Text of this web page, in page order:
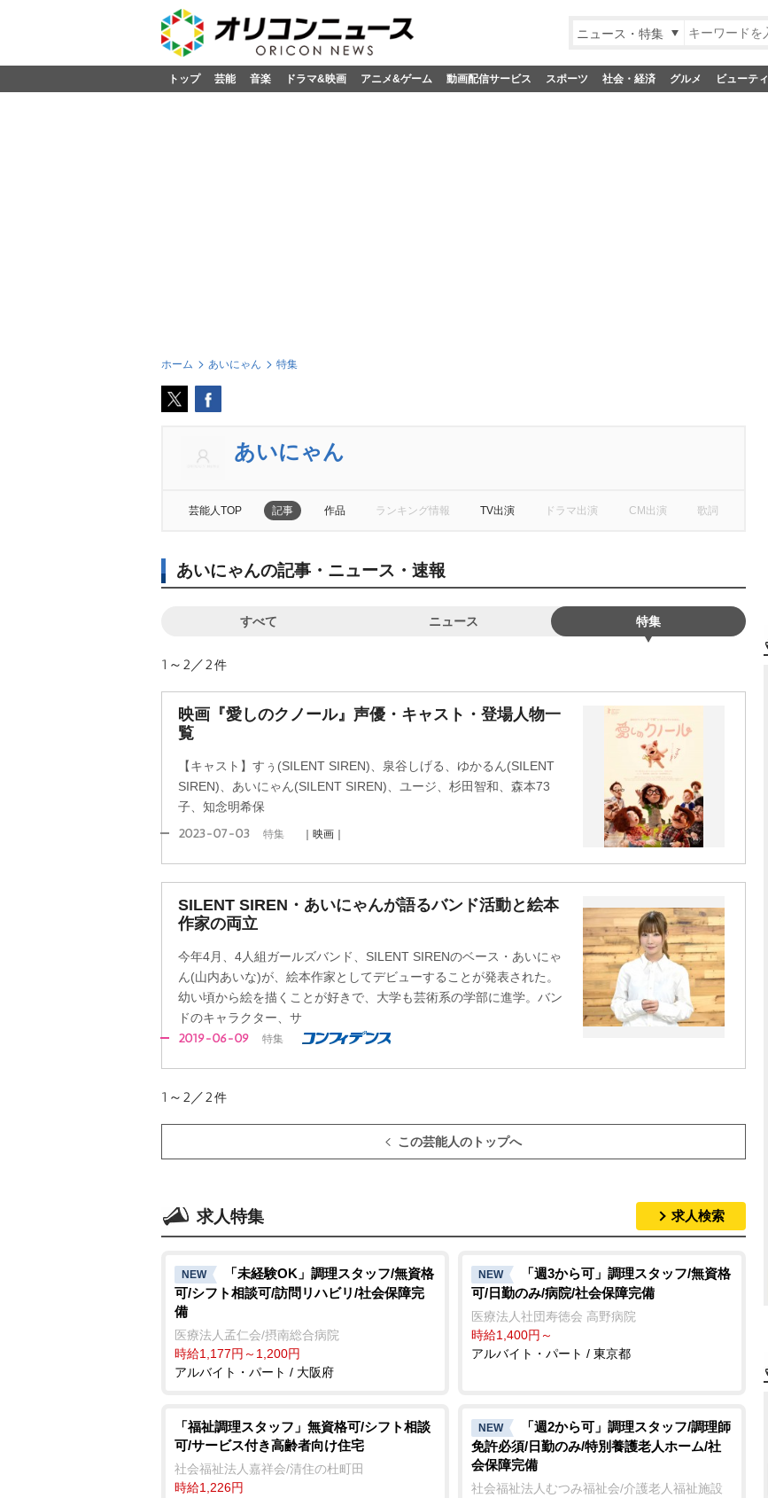
ニュース・特集
トップ 芸能 音楽 ドラマ&映画 アニメ&ゲーム 動画配信サービス スポーツ 社会・経済 グルメ ビューティ
ホーム あいにゃん 特集
あいにゃん
芸能人TOP 記事 作品 ランキング情報 TV出演 ドラマ出演 CM出演 歌詞
あいにゃんの記事・ニュース・速報
すべて ニュース 特集
1～2／2件
映画『愛しのクノール』声優・キャスト・登場人物一
覧
【キャスト】すぅ(SILENT SIREN)、泉谷しげる、ゆかるん(SILENT
SIREN)、あいにゃん(SILENT SIREN)、ユージ、杉田智和、森本73
子、知念明希保
2023-07-03 特集 ｜映画｜
SILENT SIREN・あいにゃんが語るバンド活動と絵本
作家の両立
今年4月、4人組ガールズバンド、SILENT SIRENのベース・あいにゃ
ん(山内あいな)が、絵本作家としてデビューすることが発表された。
幼い頃から絵を描くことが好きで、大学も芸術系の学部に進学。バン
ドのキャラクター、サ
2019-06-09 特集
1～2／2件
この芸能人のトップへ
求人特集 求人検索
NEW
「未経験OK」調理スタッフ/無資格
可/シフト相談可/訪問リハビリ/社会保障完
備
医療法人孟仁会/摂南総合病院
時給1,177円～1,200円
アルバイト・パート / 大阪府
NEW
「週3から可」調理スタッフ/無資格
可/日勤のみ/病院/社会保障完備
医療法人社団寿徳会 高野病院
時給1,400円～
アルバイト・パート / 東京都
「福祉調理スタッフ」無資格可/シフト相談
可/サービス付き高齢者向け住宅
社会福祉法人嘉祥会/清住の杜町田
時給1,226円
NEW
「週2から可」調理スタッフ/調理師
免許必須/日勤のみ/特別養護老人ホーム/社
会保障完備
社会福祉法人むつみ福祉会/介護老人福祉施設